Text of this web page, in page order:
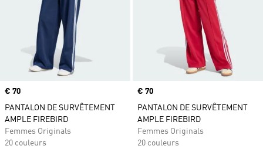
Prix
€ 70
PANTALON DE SURVÊTEMENT
AMPLE FIREBIRD
Femmes Originals
20 couleurs
Prix
€ 70
PANTALON DE SURVÊTEMENT
AMPLE FIREBIRD
Femmes Originals
20 couleurs